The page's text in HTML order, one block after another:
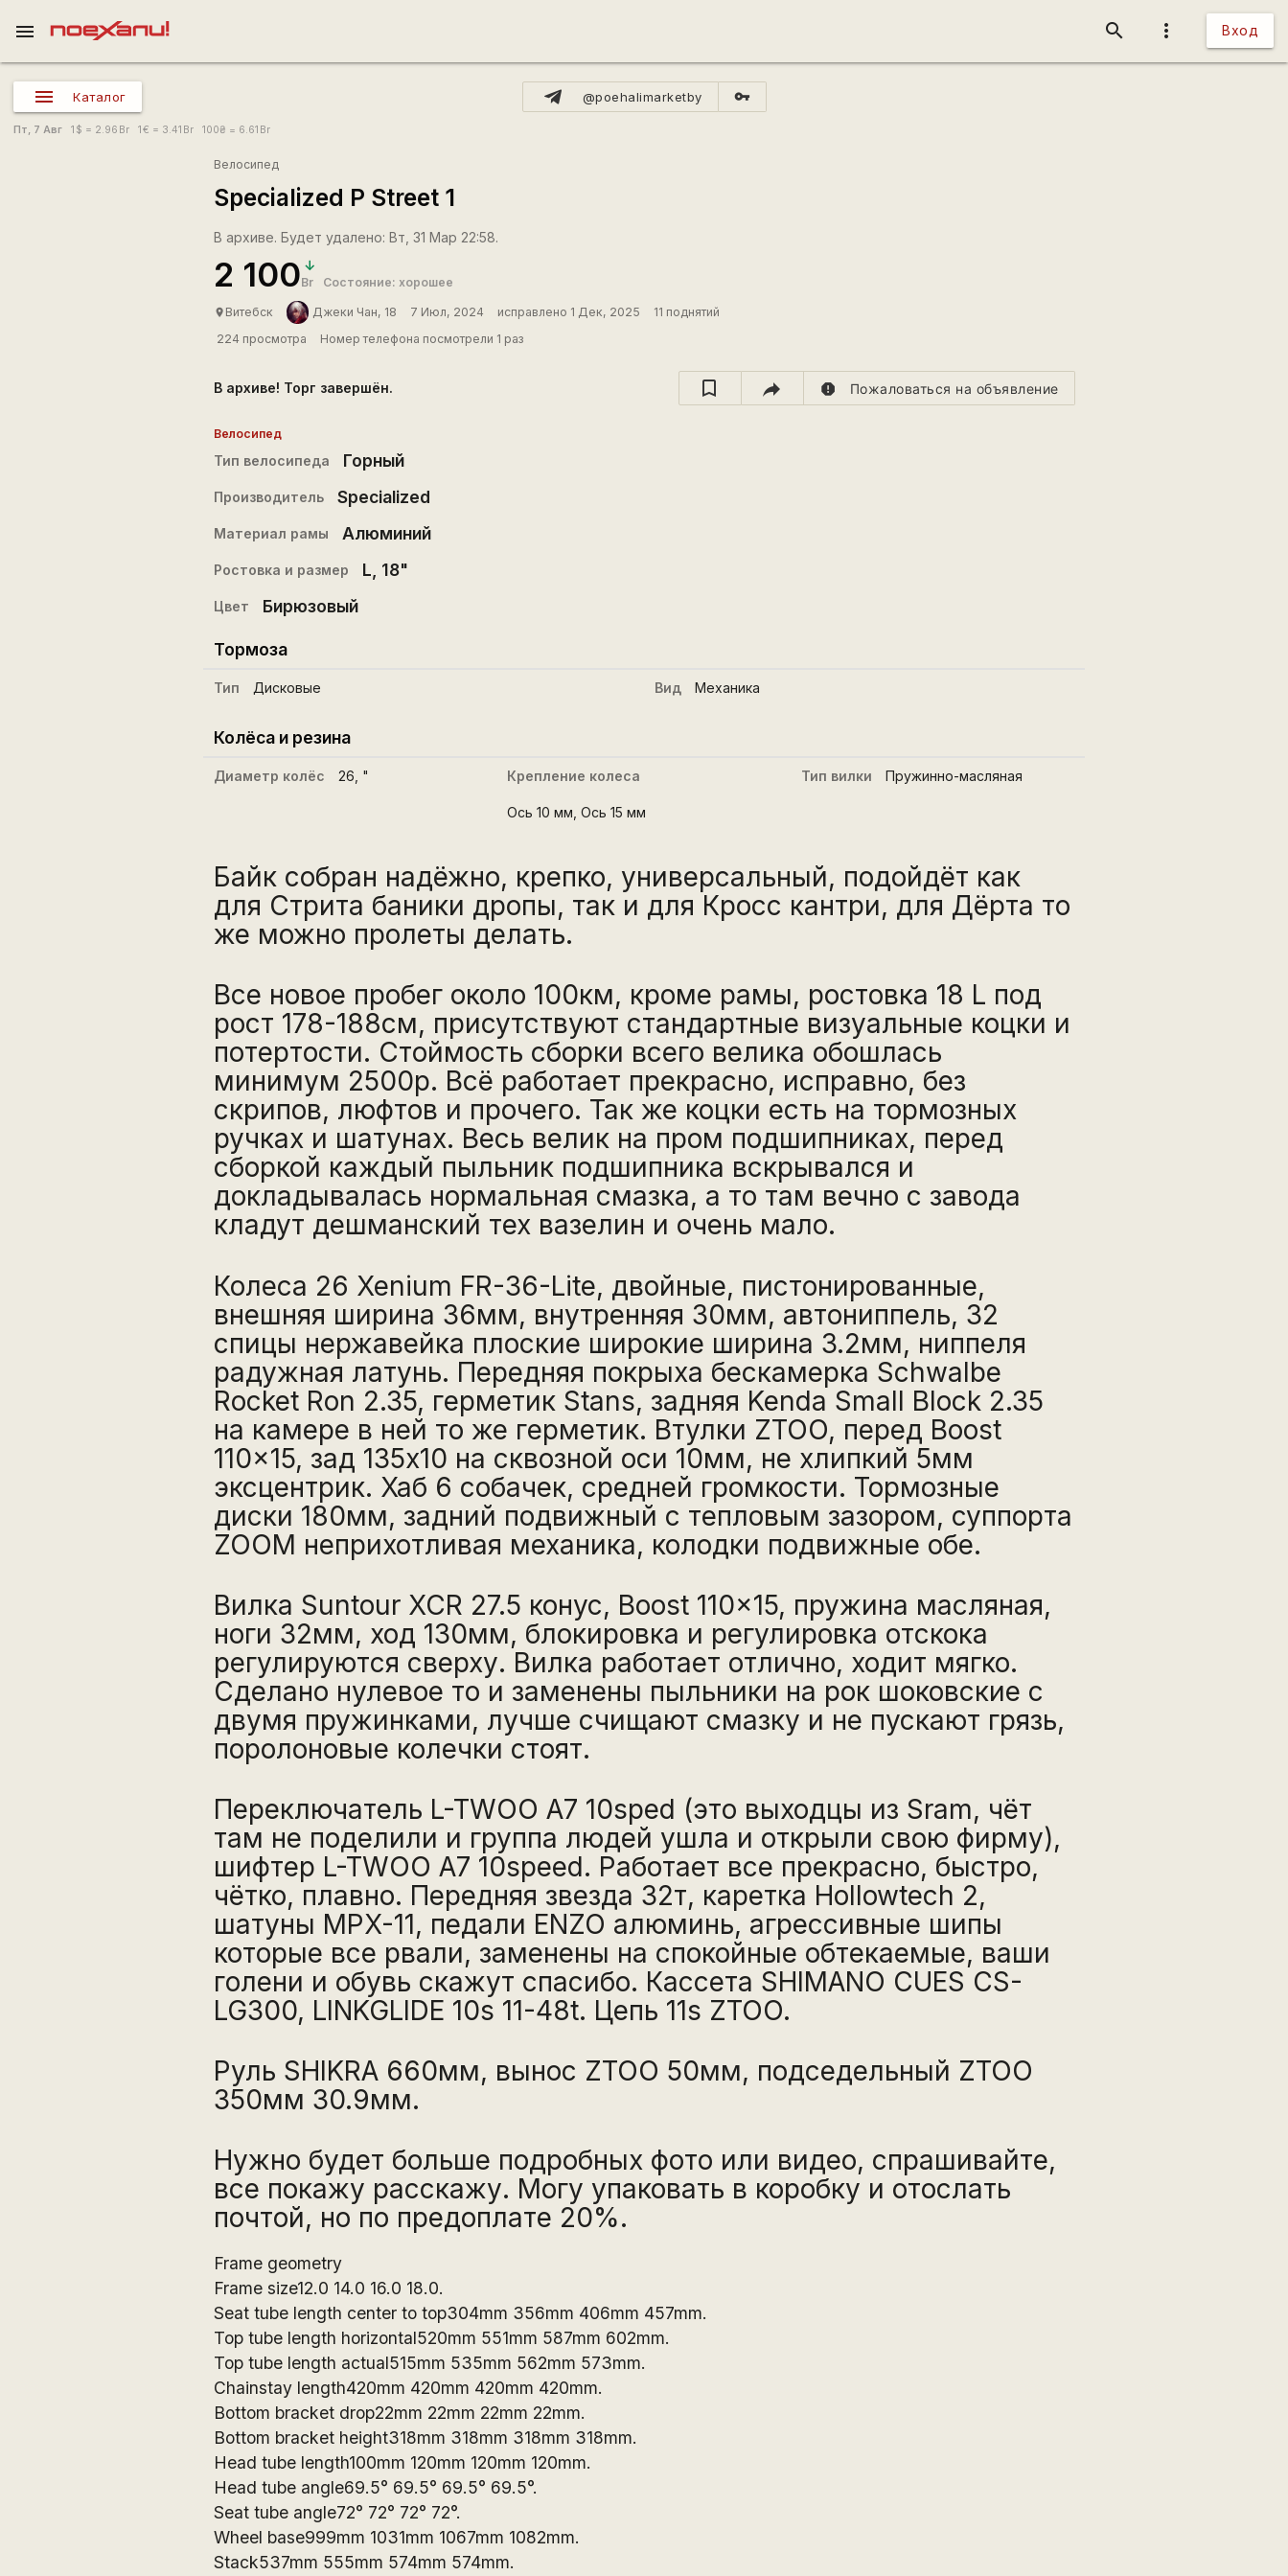
more_vert Вход
search
menu
Каталог @poehalimarketby vpn_key
Пт, 7 Авг 1 $ = 2.96 Br 1€ = 3.41 Br 100₴ = 6.61 Br
Велосипед
Specialized P Street 1
В архиве. Будет удалено: Вт, 31 Мар 22:58.
2 100Br Состояние: хорошее
place Витебск Джеки Чан, 18 7 Июл, 2024 исправлено 1 Дек, 2025
11 поднятий
224 просмотра
Номер телефона посмотрели 1 раз
В архиве! Торг завершён. report Пожаловаться на объявление
Велосипед
Тип велосипеда Горный
Производитель Specialized
Материал рамы Алюминий
Ростовка и размер L 18"
Цвет Бирюзовый
Тормоза
Тип Дисковые Вид Механика
Колёса и резина
Диаметр колёс 26 , " Крепление колеса
Ось 10 мм ,Ось 15 мм
Тип вилки Пружинно-масляная
Байк собран надёжно, крепко, универсальный, подойдёт как
для Стрита баники дропы, так и для Кросс кантри, для Дёрта то
же можно пролеты делать.
Все новое пробег около 100км, кроме рамы, ростовка 18 L под
рост 178-188см, присутствуют стандартные визуальные коцки и
потертости. Стоймость сборки всего велика обошлась
минимум 2500р. Всё работает прекрасно, исправно, без
скрипов, люфтов и прочего. Так же коцки есть на тормозных
ручках и шатунах. Весь велик на пром подшипниках, перед
сборкой каждый пыльник подшипника вскрывался и
докладывалась нормальная смазка, а то там вечно с завода
кладут дешманский тех вазелин и очень мало.
Колеса 26 Xenium FR-36-Lite, двойные, пистонированные,
внешняя ширина 36мм, внутренняя 30мм, автониппель, 32
спицы нержавейка плоские широкие ширина 3.2мм, ниппеля
радужная латунь. Передняя покрыха бескамерка Schwalbe
Rocket Ron 2.35, герметик Stans, задняя Kenda Small Block 2.35
на камере в ней то же герметик. Втулки ZTOO, перед Boost
110x15, зад 135х10 на сквозной оси 10мм, не хлипкий 5мм
эксцентрик. Хаб 6 собачек, средней громкости. Тормозные
диски 180мм, задний подвижный с тепловым зазором, суппорта
ZOOM неприхотливая механика, колодки подвижные обе.
Вилка Suntour XCR 27.5 конус, Boost 110x15, пружина масляная,
ноги 32мм, ход 130мм, блокировка и регулировка отскока
регулируются сверху. Вилка работает отлично, ходит мягко.
Сделано нулевое то и заменены пыльники на рок шоковские с
двумя пружинками, лучше счищают смазку и не пускают грязь,
поролоновые колечки стоят.
Переключатель L-TWOO A7 10sped (это выходцы из Sram, чёт
там не поделили и группа людей ушла и открыли свою фирму),
шифтер L-TWOO А7 10speed. Работает все прекрасно, быстро,
чётко, плавно. Передняя звезда 32т, каретка Hollowtech 2,
шатуны MPX-11, педали ENZO алюминь, агрессивные шипы
которые все рвали, заменены на спокойные обтекаемые, ваши
голени и обувь скажут спасибо. Кассета SHIMANO CUES CS-
LG300, LINKGLIDE 10s 11-48t. Цепь 11s ZTOO.
Руль SHIKRA 660мм, вынос ZTOO 50мм, подседельный ZTOO
350мм 30.9мм.
Нужно будет больше подробных фото или видео, спрашивайте,
все покажу расскажу. Могу упаковать в коробку и отослать
почтой, но по предоплате 20%.
Frame geometry
Frame size12.0 14.0 16.0 18.0.
Seat tube length center to top304mm 356mm 406mm 457mm.
Top tube length horizontal520mm 551mm 587mm 602mm.
Top tube length actual515mm 535mm 562mm 573mm.
Chainstay length420mm 420mm 420mm 420mm.
Bottom bracket drop22mm 22mm 22mm 22mm.
Bottom bracket height318mm 318mm 318mm 318mm.
Head tube length100mm 120mm 120mm 120mm.
Head tube angle69.5° 69.5° 69.5° 69.5°.
Seat tube angle72° 72° 72° 72°.
Wheel base999mm 1031mm 1067mm 1082mm.
Stack537mm 555mm 574mm 574mm.